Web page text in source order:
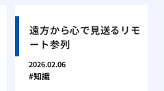
遠方から心で見送るリモ
ート参列
2026.02.06
知識